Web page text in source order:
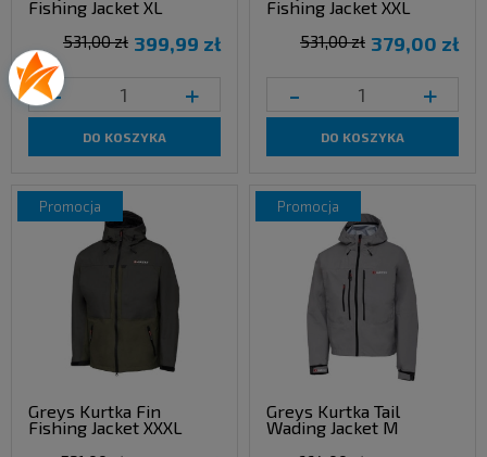
Fishing Jacket XL
399,99 zł
531,00 zł
- +
DO KOSZYKA
Fishing Jacket XXL
379,00 zł
531,00 zł
- +
DO KOSZYKA
Greys Kurtka Fin
Fishing Jacket XXXL
promocja
Greys Kurtka Tail
Wading Jacket M
promocja